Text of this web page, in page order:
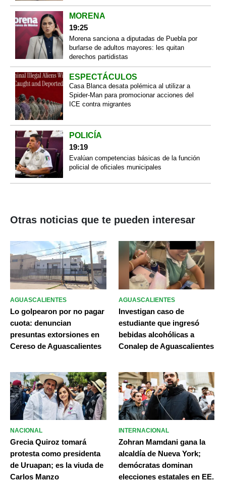
MORENA
19:25
Morena sanciona a diputadas de Puebla por
burlarse de adultos mayores: les quitan
derechos partidistas
ESPECTÁCULOS
Casa Blanca desata polémica al utilizar a
Spider-Man para promocionar acciones del
ICE contra migrantes
POLICÍA
19:19
Evalúan competencias básicas de la función
policial de oficiales municipales
Otras noticias que te pueden interesar
AGUASCALIENTES
Lo golpearon por no pagar
cuota: denuncian
presuntas extorsiones en
Cereso de Aguascalientes
AGUASCALIENTES
Investigan caso de
estudiante que ingresó
bebidas alcohólicas a
Conalep de Aguascalientes
NACIONAL
Grecia Quiroz tomará
protesta como presidenta
de Uruapan; es la viuda de
Carlos Manzo
INTERNACIONAL
Zohran Mamdani gana la
alcaldía de Nueva York;
demócratas dominan
elecciones estatales en EE.